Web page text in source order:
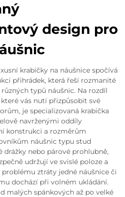
design pro
krabičky na náušnice spočívá
přihrádek, která řeší rozmanité
typů náušnic. Na rozdíl
vás nutí přizpůsobit své
je specializovaná krabička
navrženými oddíly
konstrukci a rozměrům
náušnic typu stud
drážky nebo párové prohlubně,
udržují ve svislé poloze a
ztráty jedné náušnice či
dochází při volném ukládání.
malých spánkových až po velké